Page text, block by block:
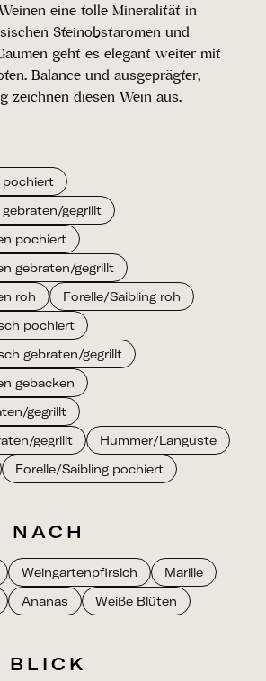
eine tolle Mineralität in
Steinobstaromen und
geht es elegant weiter mit
Balance und ausgeprägter,
zeichnen diesen Wein aus.
gegrillt
pochiert
gebraten/gegrillt
roh
Forelle/Saibling roh
pochiert
gebraten/gegrillt
gebacken
gegrillt
gegrillt
Hummer/Languste
Forelle/Saibling pochiert
NACH
Weingartenpfirsich
Marille
Ananas Weiße Blüten
BLICK